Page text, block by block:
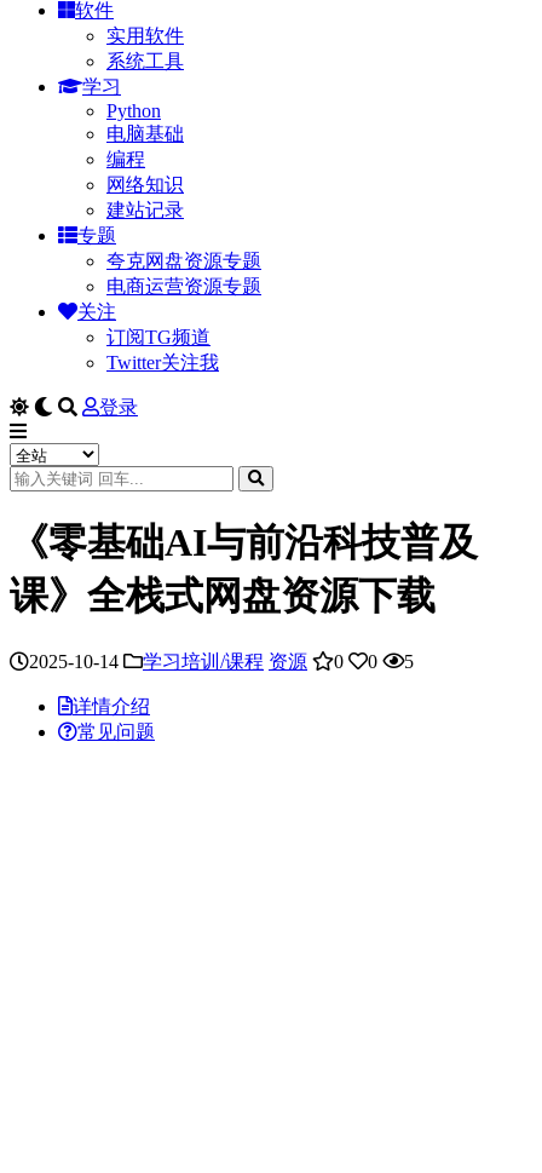
软件
实用软件
系统工具
学习
Python
电脑基础
编程
网络知识
建站记录
专题
夸克网盘资源专题
电商运营资源专题
关注
订阅TG频道
Twitter关注我
登录
《零基础AI与前沿科技普及
课》全栈式网盘资源下载
2025-10-14 学习培训/课程 资源 0 0 5
详情介绍
常见问题